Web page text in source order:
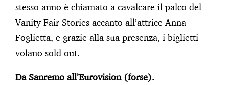
stesso anno è chiamato a cavalcare il palco del
Vanity Fair Stories accanto all’attrice Anna
Foglietta, e grazie alla sua presenza, i biglietti
volano sold out.
Da Sanremo all’Eurovision (forse).